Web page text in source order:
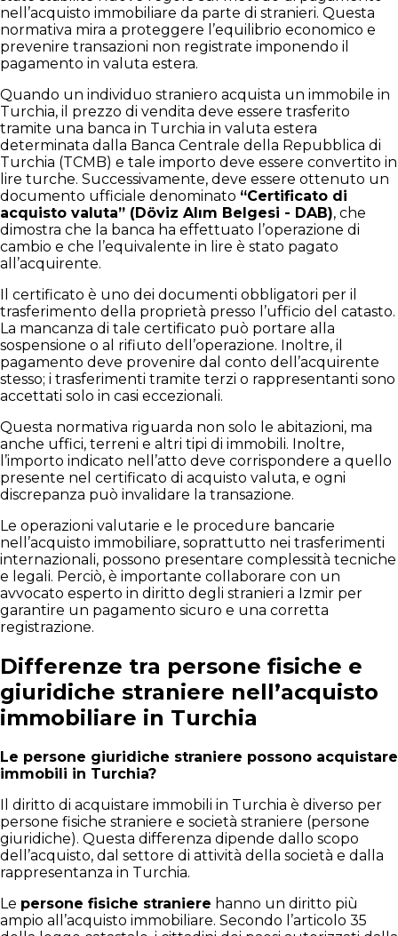
nell’acquisto immobiliare da parte di stranieri. Questa
normativa mira a proteggere l’equilibrio economico e
prevenire transazioni non registrate imponendo il
pagamento in valuta estera.
Quando un individuo straniero acquista un immobile in
Turchia, il prezzo di vendita deve essere trasferito
tramite una banca in Turchia in valuta estera
determinata dalla Banca Centrale della Repubblica di
Turchia (TCMB) e tale importo deve essere convertito in
lire turche. Successivamente, deve essere ottenuto un
documento ufficiale denominato “Certificato di
acquisto valuta” (Döviz Alım Belgesi - DAB), che
dimostra che la banca ha effettuato l’operazione di
cambio e che l’equivalente in lire è stato pagato
all’acquirente.
Il certificato è uno dei documenti obbligatori per il
trasferimento della proprietà presso l’ufficio del catasto.
La mancanza di tale certificato può portare alla
sospensione o al rifiuto dell’operazione. Inoltre, il
pagamento deve provenire dal conto dell’acquirente
stesso; i trasferimenti tramite terzi o rappresentanti sono
accettati solo in casi eccezionali.
Questa normativa riguarda non solo le abitazioni, ma
anche uffici, terreni e altri tipi di immobili. Inoltre,
l’importo indicato nell’atto deve corrispondere a quello
presente nel certificato di acquisto valuta, e ogni
discrepanza può invalidare la transazione.
Le operazioni valutarie e le procedure bancarie
nell’acquisto immobiliare, soprattutto nei trasferimenti
internazionali, possono presentare complessità tecniche
e legali. Perciò, è importante collaborare con un
avvocato esperto in diritto degli stranieri a Izmir per
garantire un pagamento sicuro e una corretta
registrazione.
Differenze tra persone fisiche e
giuridiche straniere nell’acquisto
immobiliare in Turchia
Le persone giuridiche straniere possono acquistare
immobili in Turchia?
Il diritto di acquistare immobili in Turchia è diverso per
persone fisiche straniere e società straniere (persone
giuridiche). Questa differenza dipende dallo scopo
dell’acquisto, dal settore di attività della società e dalla
rappresentanza in Turchia.
Le persone fisiche straniere hanno un diritto più
ampio all’acquisto immobiliare. Secondo l’articolo 35